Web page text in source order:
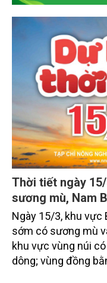
Thời tiết ngày
sương mù, Nam
Ngày 15/3, khu vực
sớm có sương mù
khu vực vùng núi
dông; vùng đồng